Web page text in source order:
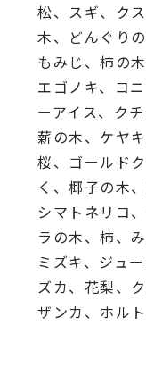
松、スギ、ク
木、どんぐりの
もみじ、柿の
エゴノキ、コ
ーアイス、 ク
薪の木、ケヤ
桜、 ゴールド
く、椰子の木、
シマトネリコ、
ラの木、柿、
ミズキ、ジュ
ズカ、 花梨、
ザンカ、ホルト